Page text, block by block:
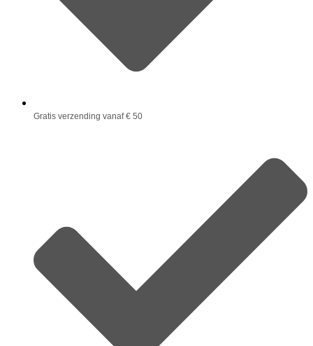
Gratis verzending vanaf € 50